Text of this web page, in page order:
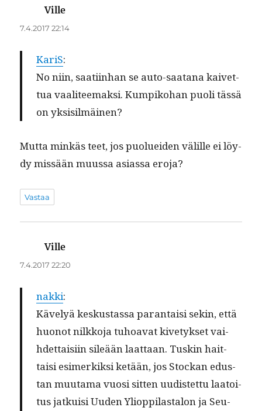
Ville
7.4.2017 22:14
KariS:
No niin, saati­in­han se auto-saatana kaivet­
tua vaali­teemak­si. Kumpiko­han puoli tässä
on yksisilmäinen?
Mut­ta minkäs teet, jos puoluei­den välille ei löy­
dy mis­sään muus­sa asi­as­sa eroja?
Vastaa
Ville
7.4.2017 22:20
nak­ki:
Käve­lyä keskus­tas­sa paran­taisi sekin, että
huonot nilkko­ja tuhoa­vat kivetyk­set vai­
hdet­taisi­in sileään laat­taan. Tuskin hait­
taisi esimerkik­si ketään, jos Stock­an edus­
tan muu­ta­ma vuosi sit­ten uud­is­tet­tu laa­toi­
tus jatkuisi Uuden Yliop­pi­lastalon ja Seu­